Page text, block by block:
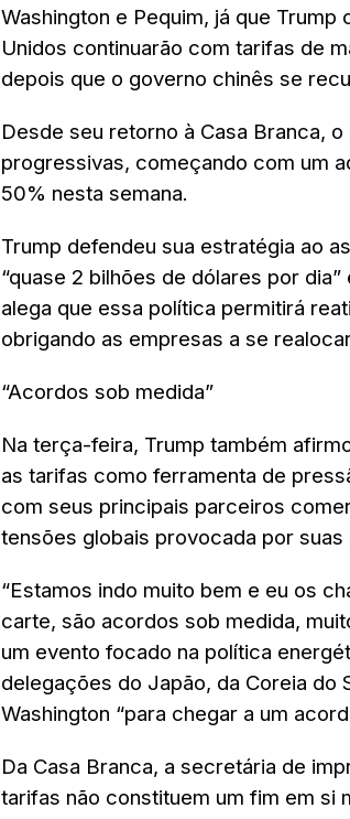
Washington e Pequim, já que
Unidos continuarão com tarifas de
depois que o governo chinês se
Desde seu retorno à Casa Branca,
progressivas, começando com um
50% nesta semana.
Trump defendeu sua estratégia ao
“quase 2 bilhões de dólares por
alega que essa política permitirá
obrigando as empresas a se
“Acordos sob medida”
Na terça-feira, Trump também
as tarifas como ferramenta de
com seus principais parceiros
tensões globais provocada por
“Estamos indo muito bem e eu os
carte, são acordos sob medida,
um evento focado na política
delegações do Japão, da Coreia do
Washington “para chegar a um
Da Casa Branca, a secretária de
tarifas não constituem um fim em si